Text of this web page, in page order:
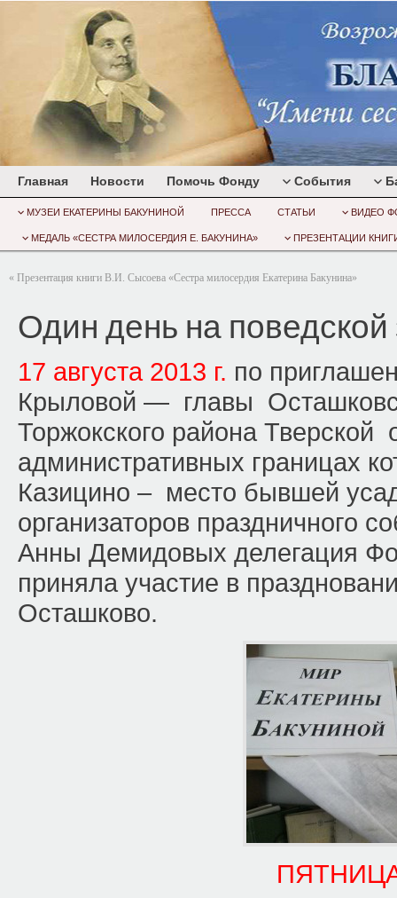
Главная Новости Помочь Фонду События
МУЗЕИ ЕКАТЕРИНЫ БАКУНИНОЙ ПРЕССА СТАТЬИ ВИДЕО
МЕДАЛЬ «СЕСТРА МИЛОСЕРДИЯ Е. БАКУНИНА» ПРЕЗЕНТАЦИИ
« Презентация книги В.И. Сысоева «Сестра милосердия Екатерина Бакунина»
Один день на
17 августа 2013 г. по
Крыловой — главы
Торжокского района Тверской
административных границах
Казицино – место бывшей
организаторов праздничного
Анны Демидовых делегация
приняла участие в
Осташково.